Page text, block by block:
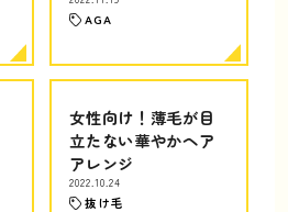
AGA
女性向け！薄毛が目
立たない華やかヘア
アレンジ
2022.10.24
抜け毛